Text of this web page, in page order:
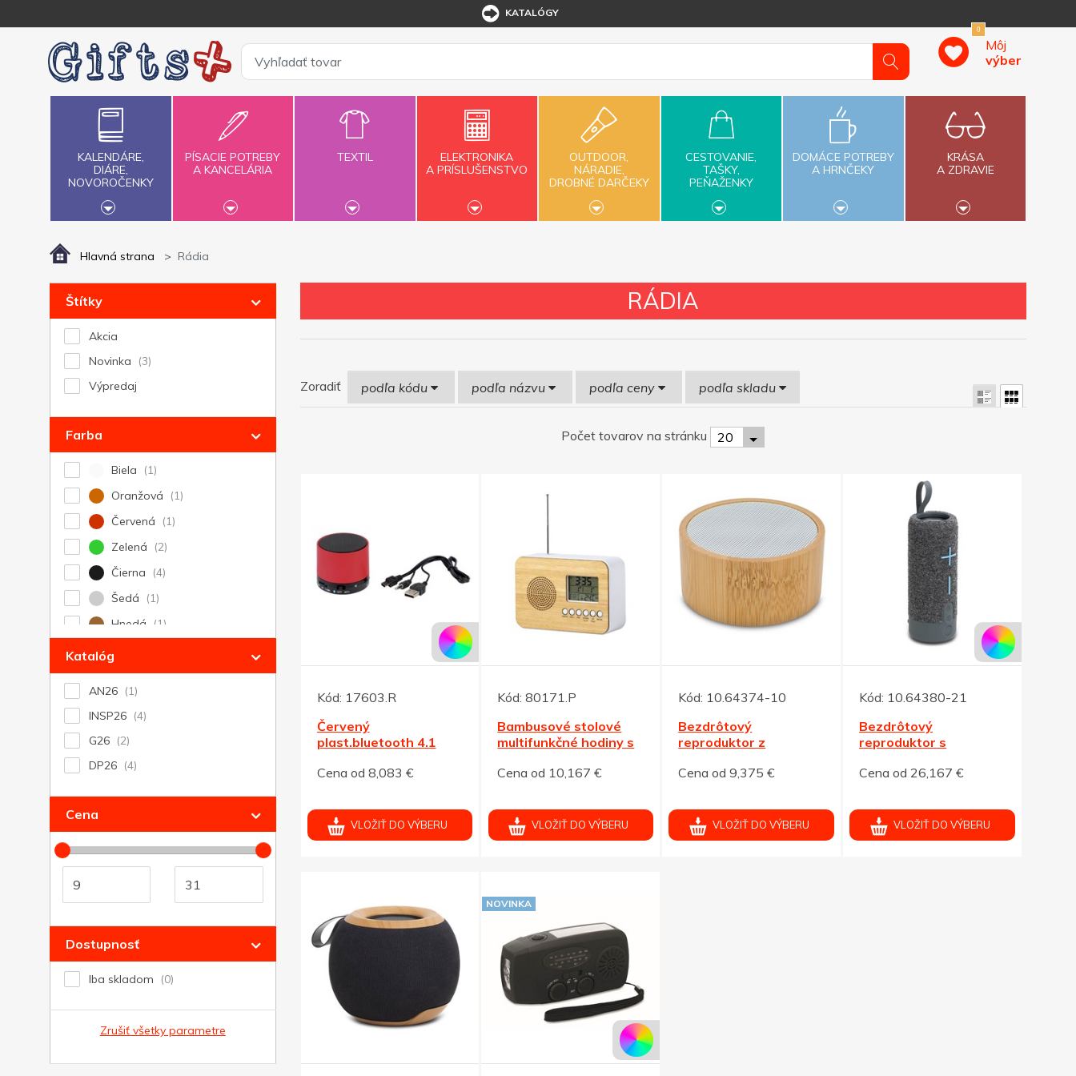
KATALÓGY
0
Môj
výber
KALENDÁRE,
DIÁRE,
NOVOROČENKY
PÍSACIE POTREBY
A KANCELÁRIA
TEXTIL
ELEKTRONIKA
A PRÍSLUŠENSTVO
OUTDOOR,
NÁRADIE,
DROBNÉ DARČEKY
CESTOVANIE,
TAŠKY,
PEŇAŽENKY
DOMÁCE POTREBY
A HRNČEKY
KRÁSA
A ZDRAVIE
Hlavná strana Rádia
Štítky
Akcia
Novinka
Výpredaj
Farba
Biela
Oranžová
Červená
Zelená
Čierna
Šedá
Hnedá
Katalóg
AN26
INSP26
G26
DP26
Cena
Dostupnosť
Iba skladom
Zrušiť všetky parametre
RÁDIA
Zoradiť podľa kódu podľa názvu podľa ceny podľa skladu
Počet tovarov na stránku 20
Kód: 17603.R
Červený
plast.bluetooth 4.1
Cena od 8,083 €
VLOŽIŤ DO VÝBERU
Kód:80171.P
Bambusové stolové
multifunkčné hodiny s
Cena od 10,167 €
VLOŽIŤ DO VÝBERU
Kód: 10.64374-10
Bezdrôtový
reproduktor z
Cena od 9,375 €
VLOŽIŤ DO VÝBERU
Kód: 10.64380-21
Bezdrôtový
reproduktor s
šedá
Cena od 26,167 €
VLOŽIŤ DO VÝBERU
NOVINKA